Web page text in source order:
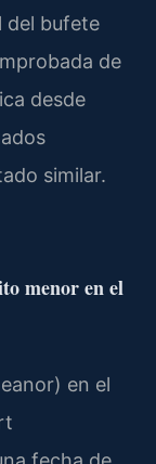
del bufete
de
desde
similar.
menor en el
en el